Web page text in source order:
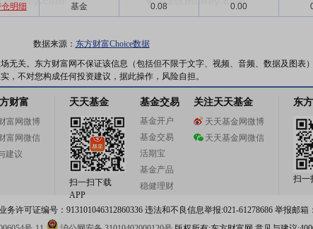
明细 基金 0.08 0.00
数据来源： 东方财富Choice数据
无关。东方财富网不保证该信息（包括但不限于文字、视频、音频、数据及图表
，不对您构成任何投资建议，据此操作，风险自担。
财富
富网微博
富网微信
建议
天天基金
扫一扫下载
APP
基金交易
基金开户
基金交易
活期宝
基金产品
稳健理财
关注天天基金
天天基金网微博
天天基金网微信
东
扫一
许可证编号：913101046312860336 违法和不良信息举报:021-61278686 举报邮箱：